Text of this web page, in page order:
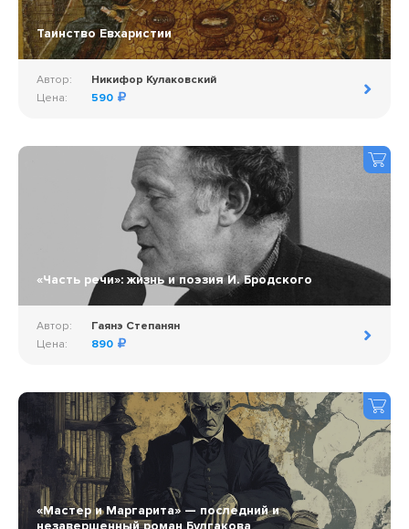
Таинство Евхаристии
Автор:
Никифор Кулаковский
Цена:
590
«Часть речи»: жизнь и поэзия И. Бродского
Автор:
Гаянэ Степанян
Цена:
890
«Мастер и Маргарита» — последний и